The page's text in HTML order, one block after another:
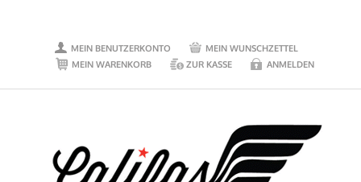
MEIN BENUTZERKONTO
MEIN WUNSCHZETTEL
MEIN WARENKORB
ZUR KASSE ANMELDEN